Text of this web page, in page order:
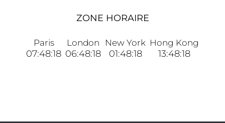
ZONE HORAIRE
Paris
07:48:18
London
06:48:18
New York
01:48:18
Hong Kong
13:48:18